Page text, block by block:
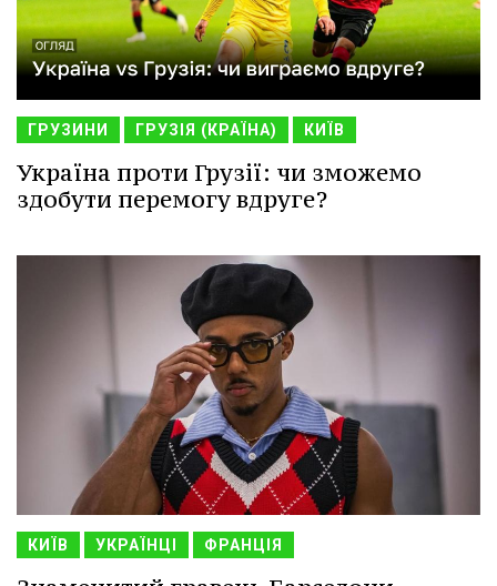
ГРУЗИНИ ГРУЗІЯ (КРАЇНА) КИЇВ
Україна проти Грузії: чи зможемо
здобути перемогу вдруге?
КИЇВ УКРАЇНЦІ ФРАНЦІЯ